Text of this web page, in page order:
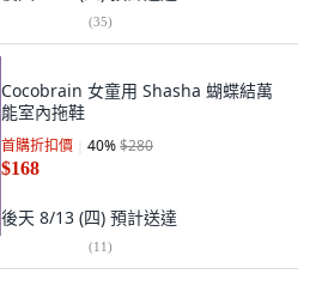
(35)
Cocobrain 女童用 Shasha 蝴蝶結萬
能室內拖鞋
首購折扣價 40%$280
$168
後天 8/13 (四) 預計送達
(11)